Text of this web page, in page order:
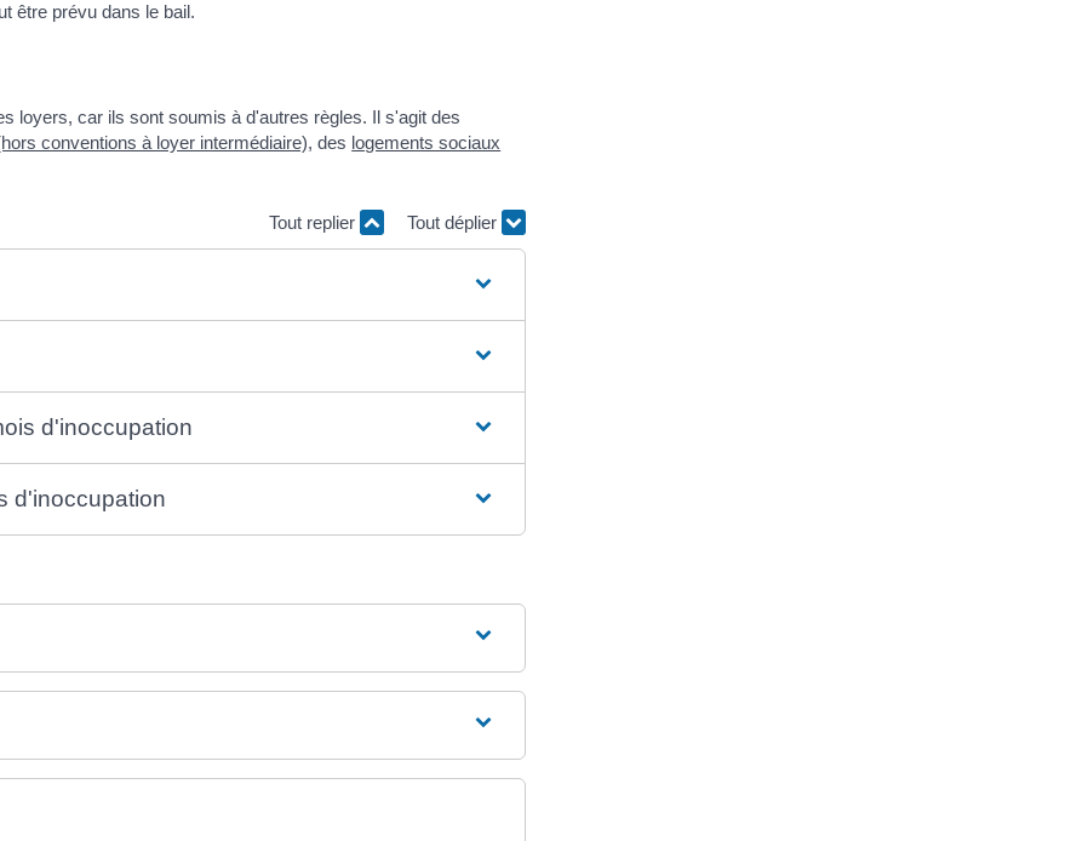
être prévu dans le bail.
loyers, car ils sont soumis à d'autres règles. Il s'agit des
conventions à loyer intermédiaire), des logements sociaux
Tout replier Tout déplier
d'inoccupation
d'inoccupation